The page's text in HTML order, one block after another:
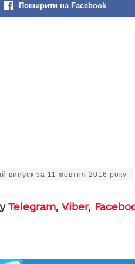
Поширити на Facebook
випуск за 11 жовтня 2016 року
уTelegram,Viber,